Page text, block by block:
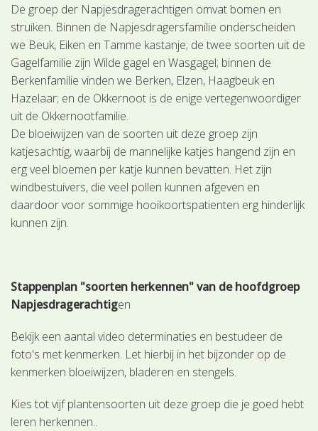
De groep der Napjesdragerachtigen omvat bomen en
struiken. Binnen de Napjesdragersfamilie onderscheiden
we Beuk, Eiken en Tamme kastanje; de twee soorten uit de
Gagelfamilie zijn Wilde gagel en Wasgagel; binnen de
Berkenfamilie vinden we Berken, Elzen, Haagbeuk en
Hazelaar; en de Okkernoot is de enige vertegenwoordiger
uit de Okkernootfamilie.
De bloeiwijzen van de soorten uit deze groep zijn
katjesachtig, waarbij de mannelijke katjes hangend zijn en
erg veel bloemen per katje kunnen bevatten. Het zijn
windbestuivers, die veel pollen kunnen afgeven en
daardoor voor sommige hooikoortspatienten erg hinderlijk
kunnen zijn.
Stappenplan "soorten herkennen" van de hoofdgroep
Napjesdragerachtigen
Bekijk een aantal video determinaties en bestudeer de
foto's met kenmerken. Let hierbij in het bijzonder op de
kenmerken bloeiwijzen, bladeren en stengels.
Kies tot vijf plantensoorten uit deze groep die je goed hebt
leren herkennen..